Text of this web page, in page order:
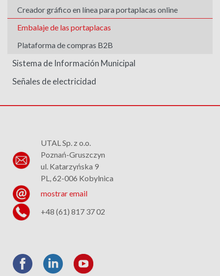
Creador gráfico en línea para portaplacas online
Embalaje de las portaplacas
Plataforma de compras B2B
Sistema de Información Municipal
Señales de electricidad
UTAL Sp. z o.o.
Poznań-Gruszczyn
ul. Katarzyńska 9
PL, 62-006 Kobylnica
mostrar email
+48 (61) 817 37 02